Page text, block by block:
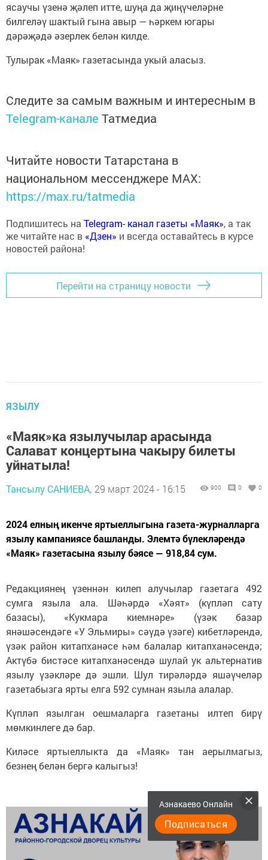
ясаучы үзенә җәлеп итте, шуңа да җиңүчеләрне
билгеләү шактый гына авыр — һәркем югары
дәрәҗәдә әзерлек белән килде.
Тулырак «Маяк» газетасында укый аласыз.
Следите за самым важным и интересным в
Telegram-канале Татмедиа
Читайте новости Татарстана в
национальном мессенджере MАХ:
https://max.ru/tatmedia
Подпишитесь на Telegram- канал газеты «Маяк», а так
же читайте нас в «Дзен» и всегда оставайтесь в курсе
новостей района!
Перейти на страницу новости
ЯЗЫЛУ
«Маяк»ка язылучылар арасында
Салават концертына чакыру билеты
уйнатыла!
Тансылу САНИЕВА, 29 март 2024 - 16:15 900 0 0
2024 елның икенче яртыеллыгына газета-журналларга
язылу кампаниясе башланды. Элемтә бүлекләрендә
«Маяк» газетасына язылу бәясе — 918,84 сум.
Редакциянең үзеннән килеп алучылар газетага 492
сумга языла ала. Шәһәрдә «Хәят» (күпләп сату
базасы), «Кукмара киемнәре» (үзәк базар
янәшәсендәге «У Эльмиры» сәүдә үзәге) кибетләрендә,
үзәк район китапханәсе һәм балалар китапханәсендә;
Актүбә бистәсе китапханәсендә шулай ук альтернатив
язылу үзәкләре дә эшли. Шул тирәләрдә яшәүчеләр
газетабызга ярты елга 592 сумнан языла алалар.
Күпләп язылган оешмаларга газетаны илтеп бирү
мөмкинлеге дә бар.
Киләсе яртыеллыкта да «Маяк» тан аерылмагыз,
безнең белән бергә калыгыз!
Азнакаево Онлайн
Подписаться